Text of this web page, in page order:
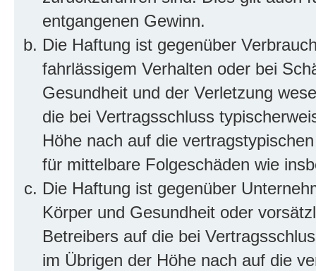
entgangenen Gewinn.
Die Haftung ist gegenüber
fahrlässigem Verhalten oder bei
Gesundheit und der Verletzung
die bei Vertragsschluss
Höhe nach auf die
für mittelbare Folgeschäden wie
Die Haftung ist gegenüber
Körper und Gesundheit oder
Betreibers auf die bei
im Übrigen der Höhe nach auf die